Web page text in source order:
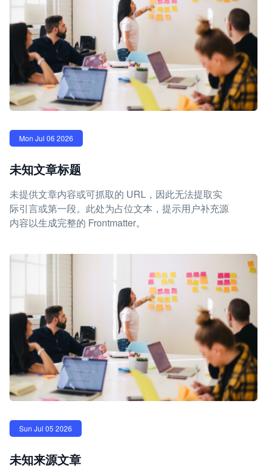
Mon Jul 06 2026
未知文章标题
未提供文章内容或可抓取的 URL，因此无法提取实
际引言或第一段。此处为占位文本，提示用户补充源
内容以生成完整的 Frontmatter。
Sun Jul 05 2026
未知来源文章